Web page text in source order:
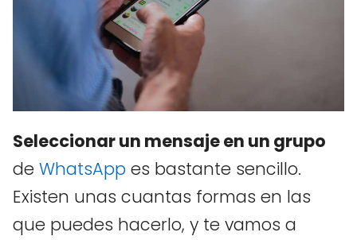
Seleccionar un mensaje en un grupo
de WhatsApp es bastante sencillo.
Existen unas cuantas formas en las
que puedes hacerlo, y te vamos a